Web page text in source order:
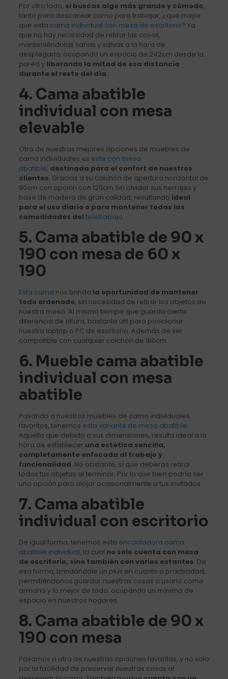
Por otro lado, si buscas algo más grande y cómodo,
tanto para descansar como para trabajar, ¿qué mejor
que esta cama individual con mesa de escritorio? Ya
que no hay necesidad de retirar las cosas,
manteniéndolas sanas y salvas a la hora de
desplegarla; ocupando un espacio de 242cm desde la
pared y liberando la mitad de esa distancia
durante el resto del día.
4. Cama abatible
individual con mesa
elevable
Otra de nuestras mejores opciones de muebles de
cama individuales es este con mesa
abatible; destinada para el confort de nuestros
clientes. Gracias a su colchón de apertura horizontal de
90cm con opción con 120cm.Sin olvidar sus herrajes y
base de madera de gran calidad, resultando ideal
para el uso diario o para mantener todas las
comodidades del teletrabajo.
5. Cama abatible de 90 x
190 con mesa de 60 x
190
Esta cama nos brinda la oportunidad de mantener
todo ordenado, sin necesidad de retirar los objetos de
nuestra mesa. Al mismo tiempo que guarda cierta
diferencia de altura, bastante útil para posicionar
nuestra laptop o PC de escritorio. Además de ser
compatible con cualquier colchón de 180cm.
6. Mueble cama abatible
individual con mesa
abatible
Pasando a nuestros muebles de cama individuales
favoritos, tenemos esta variante de mesa abatible.
Aquella que debido a sus dimensiones, resulta ideal a la
hora de establecer una estética sencilla,
completamente enfocada al trabajo y
funcionalidad. No obstante, sí que deberás retirar
todos tus objetos al terminar. Por lo que bien podría ser
una opción para alojar ocasionalmente a tus invitados.
7. Cama abatible
individual con escritorio
De igual forma, tenemos esta encantadora cama
abatible individual, la cual no solo cuenta con mesa
de escritorio, sino también con varios estantes. De
esa forma, brindándole un plus en cuanto a practicidad,
permitiéndonos guardar nuestras cosas o usarlo como
armario y lo mejor de todo; ocupando un mínimo de
espacio en nuestros hogares.
8. Cama abatible de 90 x
190 con mesa
Pasamos a otra de nuestras opciones favoritas, y no solo
por la facilidad de preservar nuestras cosas al